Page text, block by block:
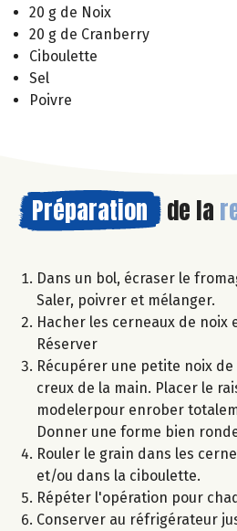
20 g de Noix
20 g de Cranberry
Ciboulette
Sel
Poivre
Préparation de la
Dans un bol, écraser le
Saler, poivrer et mélanger.
Hacher les cerneaux de noix
Réserver
Récupérer une petite noix
creux de la main. Placer le
modelerpour enrober
Donner une forme bien
Rouler le grain dans les
et/ou dans la ciboulette.
Répéter l'opération pour
Conserver au réfrigérateur